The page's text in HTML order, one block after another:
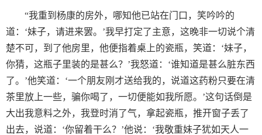
“我重到杨康的房外，哪知他已站在门口，笑吟吟的
道：‘妹子，请进来罢。’我早打定了主意，这晚非一切说个清
楚不可，到了他房里，他便指着桌上的瓷瓶，笑道：‘妹子，
你猜，这瓶子里装的是甚么？’我怒道：‘谁知道是甚么脏东西
了。’他笑道：‘一个朋友刚才送给我的，说道这药粉只要在清
茶里放上一些，骗你喝了，一切便能如我所愿。’这句话倒是
大出我意料之外，我登时消了气，拿起瓷瓶，推开窗子丢了
出去，说道：‘你留着干么？’他说：‘我敬重妹子犹如天人一